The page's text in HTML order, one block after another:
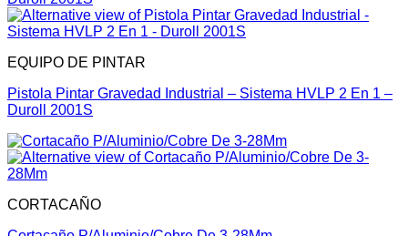
EQUIPO DE PINTAR
Pistola Pintar Gravedad Industrial – Sistema HVLP 2 En 1 –
Duroll 2001S
CORTACAÑO